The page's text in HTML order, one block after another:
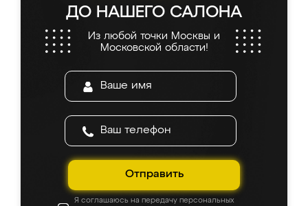
ДО НАШЕГО САЛОНА
Из любой точки Москвы и
Московской области!
Отправить
Я соглашаюсь на передачу персональных